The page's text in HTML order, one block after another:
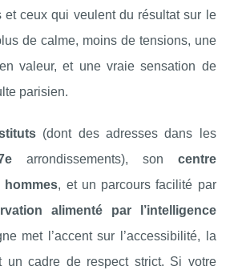
et ceux qui veulent du résultat sur le
de calme, moins de tensions, une
valeur, et une vraie sensation de
parisien.
(dont des adresses dans les
arrondissements), son centre
hommes, et un parcours facilité par
alimenté par l’intelligence
met l’accent sur l’accessibilité, la
un cadre de respect strict. Si votre